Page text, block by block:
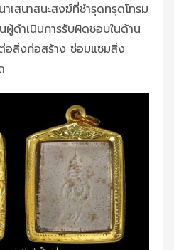
สนาสนะสงฆ์ที่ชำรุดทรุดโทรม
ดำเนินการรับผิดชอบในด้าน
สิ่งก่อสร้าง ซ่อมแซมสิ่ง